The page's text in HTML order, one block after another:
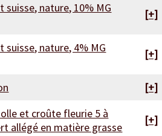
nature, 10% MG
[+]
nature, 4% MG
[+]
[+]
et croûte fleurie 5 à
allégé en matière grasse
[+]